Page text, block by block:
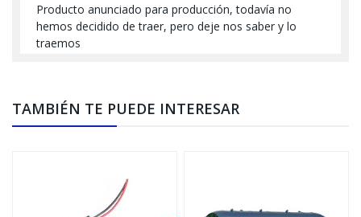
Producto anunciado para producción, todavía no
hemos decidido de traer, pero deje nos saber y lo
traemos
TAMBIÉN TE PUEDE INTERESAR